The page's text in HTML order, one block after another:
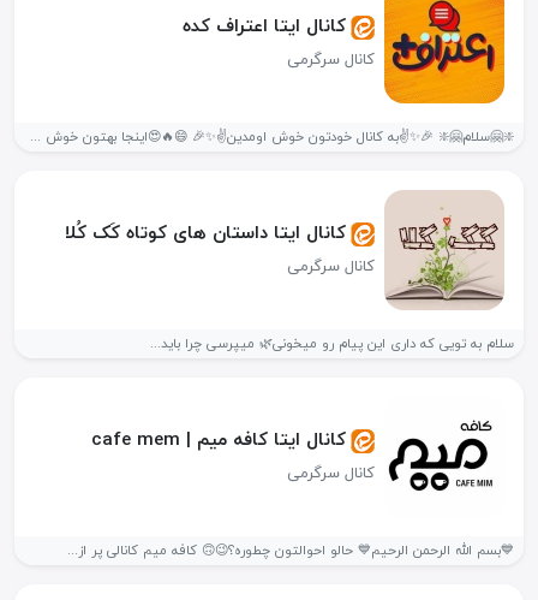
کانال ایتا اعتراف کده
کانال سرگرمی
❇️🤗سلام🤗❇️ 🎉✨✌به کانال خودتون خوش اومدین✌✨🎉 😄🔥😍اینجا بهتون خوش میگذره😍🔥😄 😂😁پره از...
کانال ایتا داستان های کوتاه کَک کُلا
کانال سرگرمی
سلام به تویی که داری این پیام رو میخونی🌿 میپرسی چرا باید...
کانال ایتا کافه میم | cafe mem
کانال سرگرمی
💙بسم الله الرحمن الرحیم💙 ️حالو احوالتون چطوره؟😉🙃 ️کافه میم کانالی پر از...